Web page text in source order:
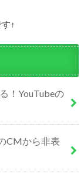
↑
！YouTubeの
CMから非表